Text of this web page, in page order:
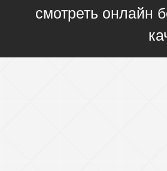
смотреть онлайн